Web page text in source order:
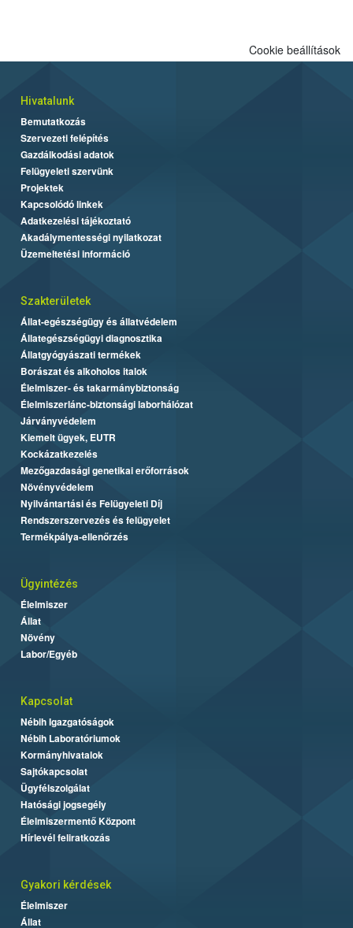
Cookie beállítások
Hivatalunk
Bemutatkozás
Szervezeti felépítés
Gazdálkodási adatok
Felügyeleti szervünk
Projektek
Kapcsolódó linkek
Adatkezelési tájékoztató
Akadálymentességi nyilatkozat
Üzemeltetési információ
Szakterületek
Állat-egészségügy és állatvédelem
Állategészségügyi diagnosztika
Állatgyógyászati termékek
Borászat és alkoholos italok
Élelmiszer- és takarmánybiztonság
Élelmiszerlánc-biztonsági laborhálózat
Járványvédelem
Kiemelt ügyek, EUTR
Kockázatkezelés
Mezőgazdasági genetikai erőforrások
Növényvédelem
Nyilvántartási és Felügyeleti Díj
Rendszerszervezés és felügyelet
Termékpálya-ellenőrzés
Ügyintézés
Élelmiszer
Állat
Növény
Labor/Egyéb
Kapcsolat
Nébih Igazgatóságok
Nébih Laboratóriumok
Kormányhivatalok
Sajtókapcsolat
Ügyfélszolgálat
Hatósági jogsegély
Élelmiszermentő Központ
Hírlevél feliratkozás
Gyakori kérdések
Élelmiszer
Állat